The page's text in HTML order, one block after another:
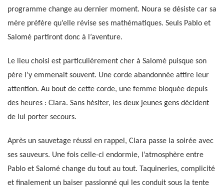
programme change au dernier moment. Noura se désiste car sa
mère préfère qu’elle révise ses mathématiques. Seuls Pablo et
Salomé partiront donc à l’aventure.
Le lieu choisi est particulièrement cher à Salomé puisque son
père l’y emmenait souvent. Une corde abandonnée attire leur
attention. Au bout de cette corde, une femme bloquée depuis
des heures : Clara. Sans hésiter, les deux jeunes gens décident
de lui porter secours.
Après un sauvetage réussi en rappel, Clara passe la soirée avec
ses sauveurs. Une fois celle-ci endormie, l’atmosphère entre
Pablo et Salomé change du tout au tout. Taquineries, complicité
et finalement un baiser passionné qui les conduit sous la tente